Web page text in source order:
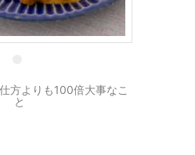
31 1月
方よりも100倍大事なこ
と